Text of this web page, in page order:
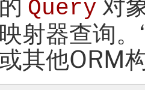
Query 对
射器查询
其他ORM